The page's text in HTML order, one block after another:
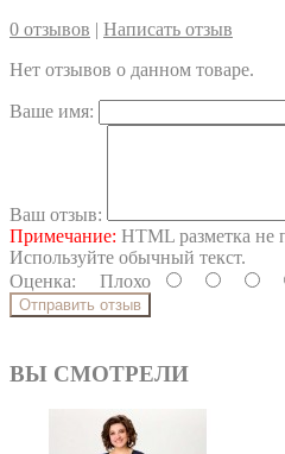
0 отзывов | Написать отзыв
Нет отзывов о данном товаре.
Ваше имя:
Ваш отзыв:
Примечание: HTML разметка не
Используйте обычный текст.
Оценка: Плохо
Отправить отзыв
ВЫ СМОТРЕЛИ